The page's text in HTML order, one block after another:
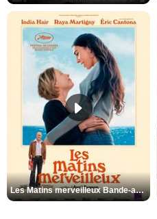
Les Matins merveilleux Bande-annonce VF